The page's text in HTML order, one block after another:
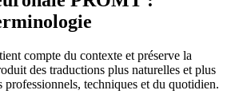
compte du contexte et préserve la
des traductions plus naturelles et plus
professionnels, techniques et du quotidien.